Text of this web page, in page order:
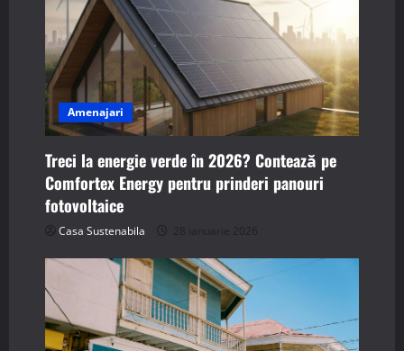
Amenajari
Treci la energie verde în 2026? Contează pe
Comfortex Energy pentru prinderi panouri
fotovoltaice
Casa Sustenabila 28 ianuarie 2026